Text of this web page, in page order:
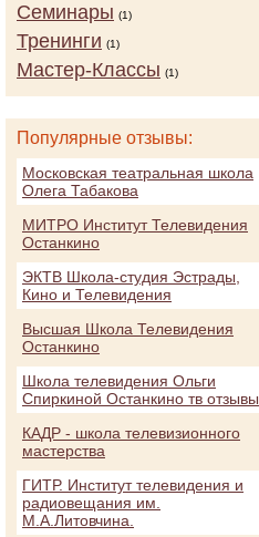
Семинары (1)
Тренинги (1)
Мастер-Классы (1)
Популярные отзывы:
Московская театральная школа
Олега Табакова
МИТРО Институт Телевидения
Останкино
ЭКТВ Школа-студия Эстрады,
Кино и Телевидения
Высшая Школа Телевидения
Останкино
Школа телевидения Ольги
Спиркиной Останкино тв отзывы
КАДР - школа телевизионного
мастерства
ГИТР. Институт телевидения и
радиовещания им.
М.А.Литовчина.